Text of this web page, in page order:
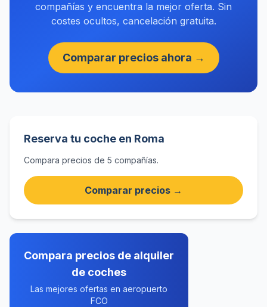
compañías y encuentra la mejor oferta. Sin
costes ocultos, cancelación gratuita.
Comparar precios ahora →
Reserva tu coche en Roma
Compara precios de 5 compañías.
Comparar precios →
Compara precios de alquiler
de coches
Las mejores ofertas en aeropuerto
FCO